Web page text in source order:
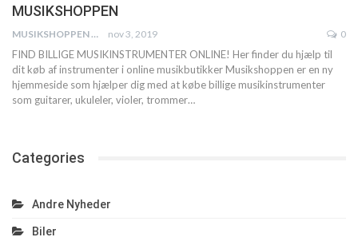
MUSIKSHOPPEN
MUSIKSHOPPEN nov 3, 2019 0
FIND BILLIGE MUSIKINSTRUMENTER ONLINE! Her finder du hjælp til
dit køb af instrumenter i online musikbutikker Musikshoppen er en ny
hjemmeside som hjælper dig med at købe billige musikinstrumenter
som guitarer, ukuleler, violer, trommer…
Categories
Andre Nyheder
Biler